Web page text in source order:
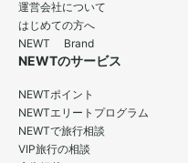
運営会社について
はじめての方へ
NEWT Brand
NEWTのサービス
NEWTポイント
NEWTエリートプログラム
NEWTで旅行相談
VIP旅行の相談